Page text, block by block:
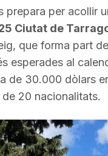
prepara per acollir
Ciutat de
que forma part
esperades al
de 30.000 dòlars
20 nacionalitats.